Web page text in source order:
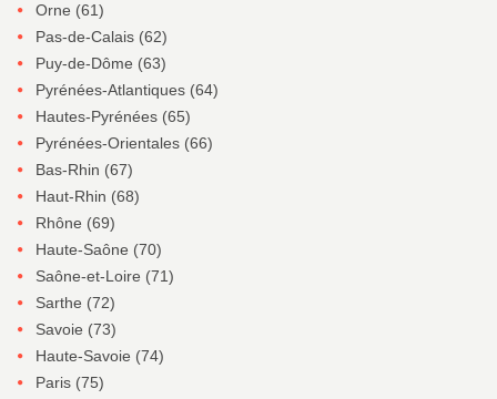
Orne (61)
Pas-de-Calais (62)
Puy-de-Dôme (63)
Pyrénées-Atlantiques (64)
Hautes-Pyrénées (65)
Pyrénées-Orientales (66)
Bas-Rhin (67)
Haut-Rhin (68)
Rhône (69)
Haute-Saône (70)
Saône-et-Loire (71)
Sarthe (72)
Savoie (73)
Haute-Savoie (74)
Paris (75)